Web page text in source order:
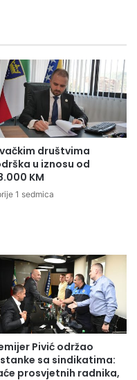
društvima
u iznosu od
KM
1 sedmica
Pivić održao
sa sindikatima:
prosvjetnih radnika,